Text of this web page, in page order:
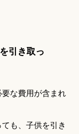
引き取っ
な費用が含まれ
も、子供を引き